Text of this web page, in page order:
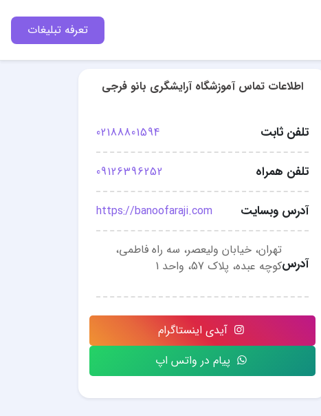
تعرفه تبلیغات
اطلاعات تماس آموزشگاه آرایشگری بانو فرجی
تلفن ثابت 02188801594
تلفن همراه 09126396252
آدرس وبسایت https://banoofaraji.com
آدرس
تهران، خیابان ولیعصر، سه راه فاطمی،
کوچه عبده، پلاک 57، واحد 1
آیدی اینستاگرام
پیام در واتس اپ